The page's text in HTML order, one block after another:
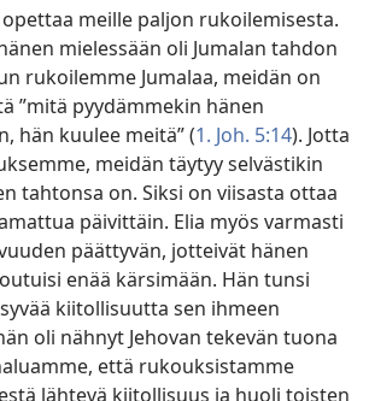
meille paljon rukoilemisesta.
mielessään oli Jumalan tahdon
rukoilemme Jumalaa, meidän on
”mitä pyydämmekin hänen
hän kuulee meitä” (1. Joh. 5:14). Jotta
meidän täytyy selvästikin
tahtonsa on. Siksi on viisasta ottaa
päivittäin. Elia myös varmasti
päättyvän, jotteivät hänen
enää kärsimään. Hän tunsi
kiitollisuutta sen ihmeen
oli nähnyt Jehovan tekevän tuona
että rukouksistamme
lähtevä kiitollisuus ja huoli toisten